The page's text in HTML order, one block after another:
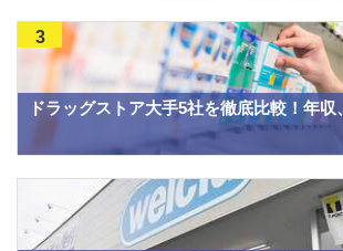
ドラッグストア大手5社を徹底比較！年収
3